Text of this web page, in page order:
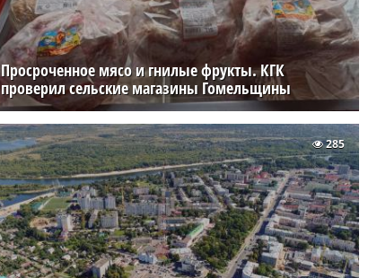
Просроченное мясо и гнилые фрукты. КГК
проверил сельские магазины Гомельщины
285